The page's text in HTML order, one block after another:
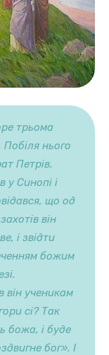
трьома
нього
Петрів.
у Синопі і
що од
він
і звідти
божим
він ученикам
сі? Так
божа, і буде
бог». І